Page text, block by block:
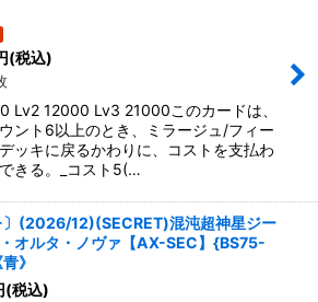
(税込)
Lv2 12000 Lv3 21000このカードは、
ント6以上のとき、ミラージュ/フィー
ッキに戻るかわりに、コストを支払わ
きる。_コスト5(…
〕(2026/12)(SECRET)混沌超神星ジー
オルタ・ノヴァ【AX-SEC】{BS75-
》
(税込)